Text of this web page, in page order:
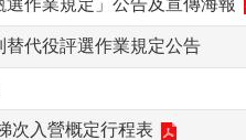
作業規定」公告及宣傳海報
代役評選作業規定公告
次入營概定行程表